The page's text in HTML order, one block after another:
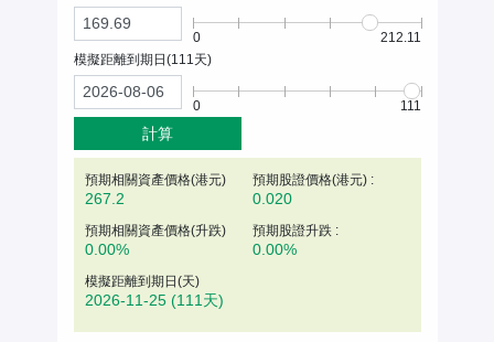
0
212.11
模擬距離到期日(111 天)
0 111
計算
預期相關資產價格(港元)
267.2
預期股證價格(港元) :
0.020
預期相關資產價格(升跌)
0.00%
預期股證升跌 :
0.00%
模擬距離到期日(天)
2026-11-25 (111天)